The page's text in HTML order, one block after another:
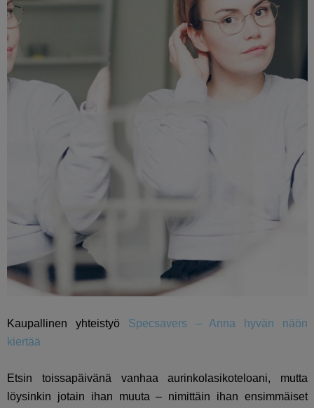
Kaupallinen yhteistyö Specsavers – Anna hyvän näön
kiertää
Etsin toissapäivänä vanhaa aurinkolasikoteloani, mutta
löysinkin jotain ihan muuta – nimittäin ihan ensimmäiset